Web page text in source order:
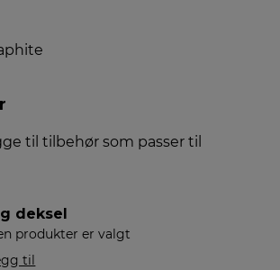
til tilbehør som passer til
deksel
produkter er valgt
til